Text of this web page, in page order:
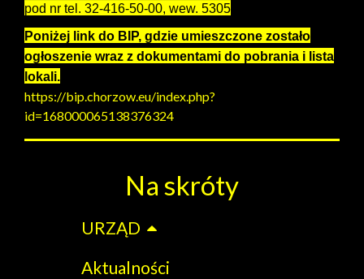
pod nr tel. 32-416-50-00, wew. 5305
Poniżej link do BIP, gdzie umieszczone zostało
ogłoszenie wraz z dokumentami do pobrania i lista
lokali.
https://bip.chorzow.eu/index.php?
id=168000065138376324
Na skróty
URZĄD
Aktualności